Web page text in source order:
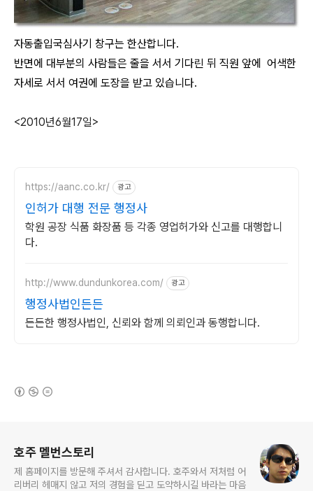
자동출입국심사기 창구는 한산합니다.
반면에 대부분의 사람들은 줄을 서서 기다린 뒤 직원 앞에 어색한
자세로 서서 여권에 도장을 받고 있습니다.
<2010년6월17일>
https://aanc.co.kr/ 광고
인허가 대행 전문 행정사
학원 공장 식품 화장품 등 각종 영업허가와 신고를 대행합니
다.
http://www.dundunkorea.com/ 광고
행정사법인든든
든든한 행정사법인, 신뢰와 함께 의뢰인과 동행합니다.
호주 멜번스토리
제 홈페이지를 방문해 주셔서 감사합니다. 호주와서 저처럼 어
리버리 헤매지 않고 저의 경험을 딛고 도약하시길 바라는 마음